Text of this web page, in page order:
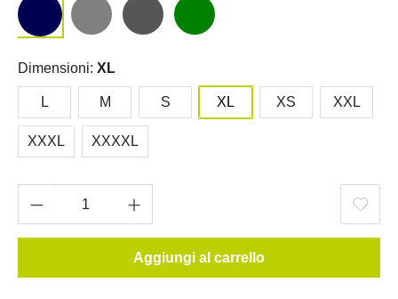
Dimensioni: XL
L M S XL XS XXL
XXXL XXXXL
Aggiungi al carrello